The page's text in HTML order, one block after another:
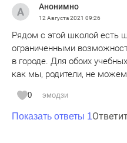
Анонимно
12 Августа 2021 09:26
Рядом с этой школой есть
ограниченными
в городе. Для обоих
как мы, родители, не
0 эмодзи
Показать ответы 1